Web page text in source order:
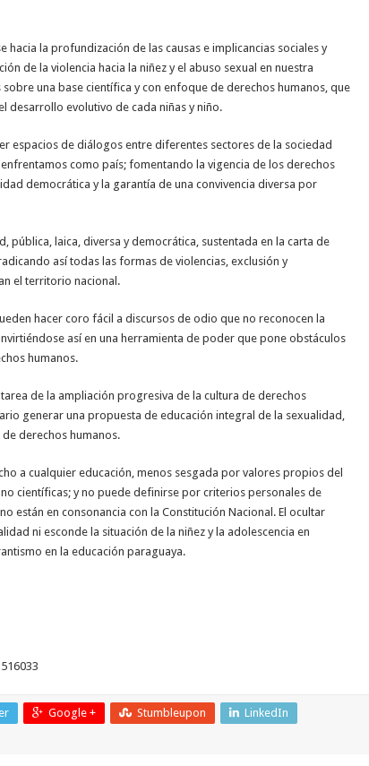
hacia la profundización de las causas e implicancias sociales y
de la violencia hacia la niñez y el abuso sexual en nuestra
una base científica y con enfoque de derechos humanos, que
desarrollo evolutivo de cada niñas y niño.
espacios de diálogos entre diferentes sectores de la sociedad
como país; fomentando la vigencia de los derechos
democrática y la garantía de una convivencia diversa por
pública, laica, diversa y democrática, sustentada en la carta de
así todas las formas de violencias, exclusión y
el territorio nacional.
hacer coro fácil a discursos de odio que no reconocen la
así en una herramienta de poder que pone obstáculos
humanos.
de la ampliación progresiva de la cultura de derechos
generar una propuesta de educación integral de la sexualidad,
derechos humanos.
a cualquier educación, menos sesgada por valores propios del
científicas; y no puede definirse por criterios personales de
están en consonancia con la Constitución Nacional. El ocultar
ni esconde la situación de la niñez y la adolescencia en
en la educación paraguaya.
Google + Stumbleupon
LinkedIn